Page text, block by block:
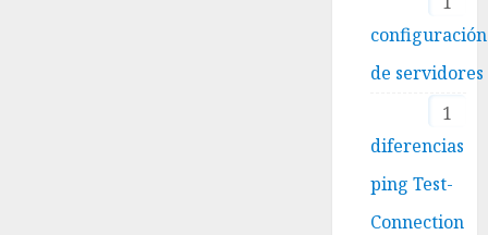
configuración
de servidores
1
diferencias
ping Test-
Connection